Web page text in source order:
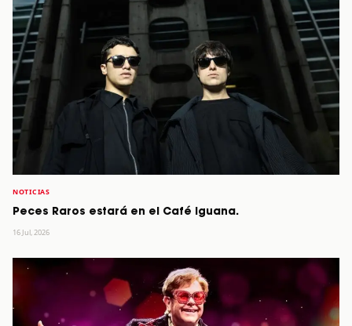
NOTICIAS
Peces Raros estará en el Café Iguana.
16 Jul, 2026